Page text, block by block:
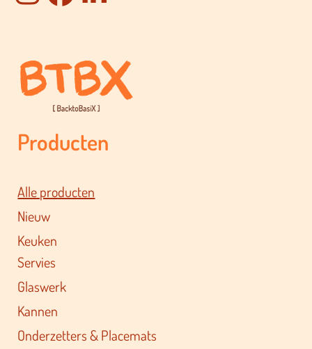
Producten
Alle producten
Nieuw
Keuken
Servies
Glaswerk
Kannen
Onderzetters & Placemats